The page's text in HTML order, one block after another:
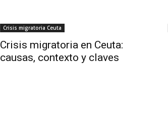
Crisis migratoria Ceuta
Crisis migratoria en Ceuta:
causas, contexto y claves